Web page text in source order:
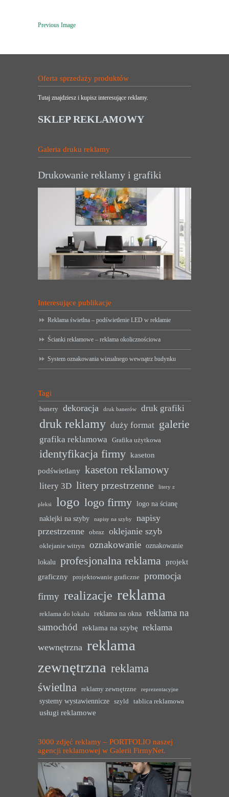
Previous Image
Oferta sprzedaży produktów
Tutaj znajdziesz i kupisz interesujące reklamy.
SKLEP REKLAMOWY
Galeria druku reklamy
Drukowanie reklamy i grafiki
Interesujące publikacje
Reklama świetlna – podświetlenie LED w reklamie
Ścianki reklamowe – reklama okolicznościowa
System oznakowania wizualnego wewnątrz budynku
Tagi
banery dekoracja druk banerów druk grafiki
druk reklamy duży format galerie
grafika reklamowa Grafika użytkowa
identyfikacja firmy kaseton
podświetlany kaseton reklamowy
litery 3D litery przestrzenne litery z
pleksi logo logo firmy logo na ścianę
naklejki na szyby
napisy na szyby
napisy
przestrzenne
obraz oklejanie szyb
oklejanie witryn oznakowanie oznakowanie
lokalu profesjonalna reklama projekt
graficzny
projektowanie graficzne
promocja
firmy realizacje reklama
reklama do lokalu reklama na okna reklama na
samochód reklama na szybę reklama
wewnętrzna reklama
zewnętrzna reklama
świetlna
reklamy zewnętrzne reprezentacyjne
systemy wystawiennicze szyld tablica reklamowa
usługi reklamowe
3000 zdjęć reklamy – PORTFOLIO naszej
agencji reklamowej w Galerii FirmyNet.